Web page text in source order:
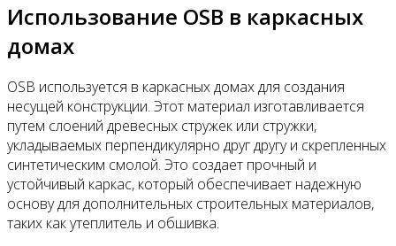
Использование OSB в каркасных
домах
OSB используется в каркасных домах для создания
несущей конструкции. Этот материал изготавливается
путем слоений древесных стружек или стружки,
укладываемых перпендикулярно друг другу и скрепленных
синтетическим смолой. Это создает прочный и
устойчивый каркас, который обеспечивает надежную
основу для дополнительных строительных материалов,
таких как утеплитель и обшивка.